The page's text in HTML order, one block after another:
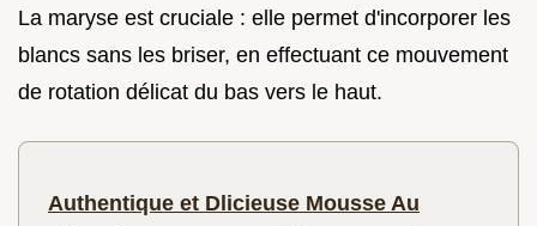
La maryse est cruciale : elle permet d'incorporer les
blancs sans les briser, en effectuant ce mouvement
de rotation délicat du bas vers le haut.
Authentique et Dlicieuse Mousse Au